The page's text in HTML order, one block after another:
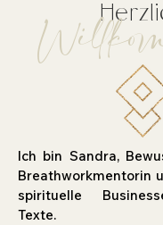
Ich bin Sandra,
Breathworkmentorin
spirituelle
Texte.